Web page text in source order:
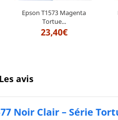
Epson T1573 Magenta
Tortue...
23,40€
Les avis
Noir Clair – Série